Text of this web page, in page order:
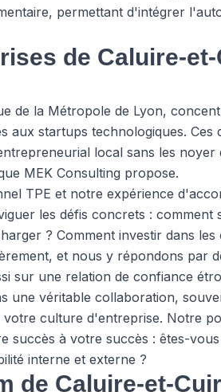
permettant d'intégrer
de Caluire-
de la Métropole de Lyon,
aux startups technologiques.
local sans les
MEK Consulting propose.
TPE et notre expérience
les défis concrets :
? Comment investir dans
et nous y répondons par
sur une relation de confiance
une véritable collaboration,
culture d'entreprise. Notre
succès à votre succès : êtes-
interne et externe ?
de Caluire-et-